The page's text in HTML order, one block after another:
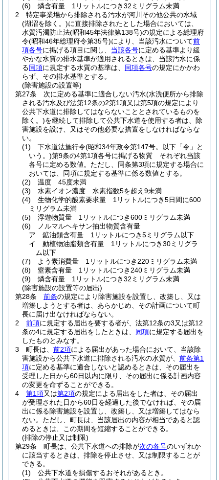
(6)
燐含有量 1リットルにつき32ミリグラム未満
2
特定事業場から排除される汚水が河川その他公共の水域
(湖沼を除く。)に直接排除されたとした場合においては、
水質汚濁防止法(昭和45年法律第138号)の規定による総理府
令(昭和46年総理府令第35号)により、当該汚水について前
項各号に掲げる項目に関し、 当該各号に定める基準より緩
やかな水質の排水基準が適用されるときは、当該汚水に係
る同項に規定する水質の基準は、 同項各号の規定にかかわ
らず、その排水基準とする。
(除害施設の設置等)
第27条
次に定める基準に適合しない汚水(水洗便所から排除
される汚水及び法第12条の2第1項又は第5項の規定により
公共下水道に排除してはならないこととされているものを
除く。)を継続して排除して公共下水道を使用する者は、除
害施設を設け、又はその他必要な措置をしなければならな
い。
(1)
下水道法施行令(昭和34年政令第147号。以下「令」と
いう。)第9条の4第1項各号に掲げる物質 それぞれ当該
各号に定める数値。 ただし、同条第3項に規定する場合に
おいては、同項に規定する基準に係る数値とする。
(2)
温度 45度未満
(3)
水素イオン濃度 水素指数5を超え9未満
(4)
生物化学的酸素要求量 1リットルにつき5日間に600
ミリグラム未満
(5)
浮遊物質量 1リットルにつき600ミリグラム未満
(6)
ノルマルヘキサン抽出物質含有量
ア
鉱油類含有量 1リットルにつき5ミリグラム以下
イ
動植物油脂類含有量 1リットルにつき30ミリグラ
ム以下
(7)
よう素消費量 1リットルにつき220ミリグラム未満
(8)
窒素含有量 1リットルにつき240ミリグラム未満
(9)
燐含有量 1リットルにつき32ミリグラム未満
(除害施設の設置等の届出)
第28条
前条の規定により除害施設を設置し、改築し、又は
増築しようとする者は、あらかじめ、その計画について町
長に届け出なければならない。
2
前項に規定する届出を要する者が、法第12条の3又は第12
条の4に規定する届出をしたときは、 同項に規定する届出を
したものとみなす。
3
町長は、 前2項による届出があった場合において、当該除
害施設から公共下水道に排除される汚水の水質が、 前条第1
項に定める基準に適合しないと認めるときは、その届出を
受理した日から60日以内に限り、その届出に係る計画内容
の変更を命ずることができる。
4
第1項又は第2項の規定による届出をした者は、その届出
が受理された日から60日を経過した後でなければ、その届
出に係る除害施設を設置し、改築し、又は増築してはなら
ない。 ただし、町長は、当該届出の内容が相当であると認
めるときは、この期間を短縮することができる。
(排除の停止又は制限)
第29条
町長は、公共下水道への排除が次の各号のいずれか
に該当するときは、排除を停止させ、又は制限することが
できる。
(1)
公共下水道を損傷するおそれがあるとき。